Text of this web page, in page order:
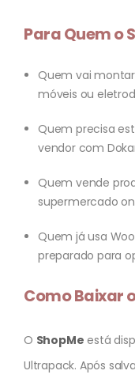
Para Quem o
Quem vai
móveis ou
Quem precisa
vendor com
Quem vende
supermercado
Quem já usa
preparado para
Como Baixar
O ShopMe está
Ultrapack. Após